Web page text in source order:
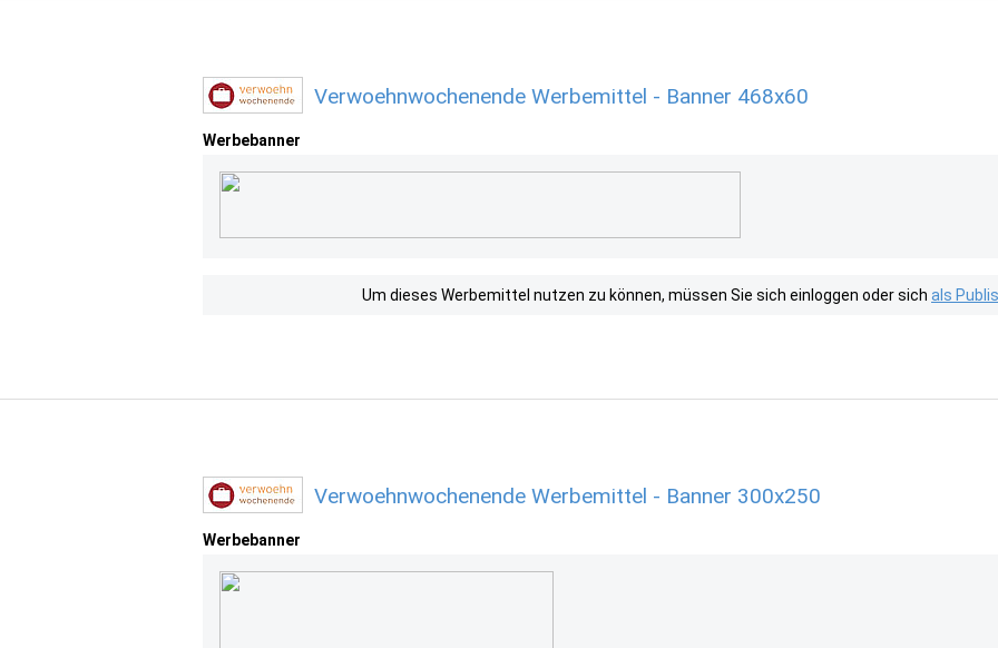
Verwoehnwochenende Werbemittel - Banner 468x60
Werbebanner
Um dieses Werbemittel nutzen zu können, müssen Sie sich einloggen oder sich als
Verwoehnwochenende Werbemittel - Banner 300x250
Werbebanner